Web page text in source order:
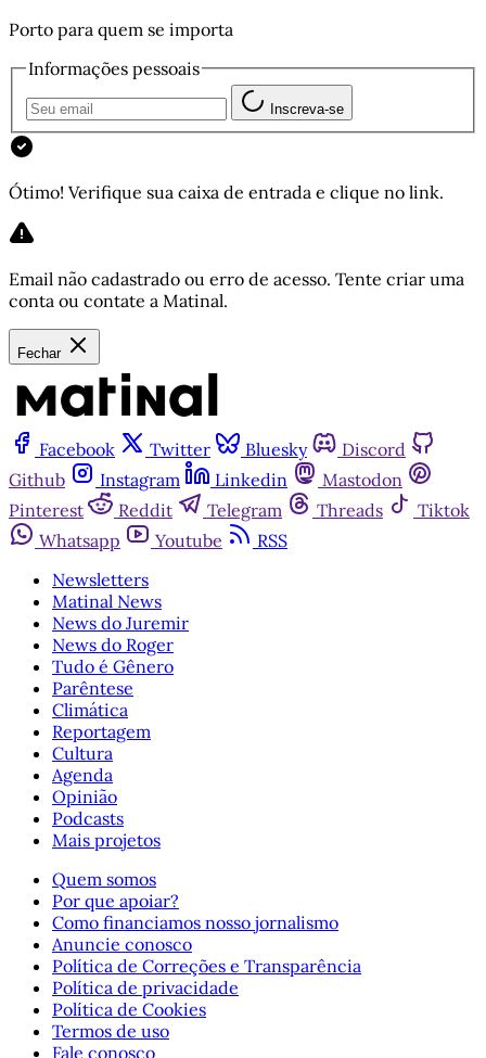
Porto para quem se importa
Informações pessoais
Inscreva-se
Ótimo! Verifique sua caixa de entrada e clique no link.
Email não cadastrado ou erro de acesso. Tente criar uma
conta ou contate a Matinal.
Fechar
Facebook Twitter Bluesky
Discord
Github
Instagram Linkedin
Mastodon
Pinterest
Reddit Telegram Threads
Tiktok
Whatsapp
Youtube
RSS
Newsletters
Matinal News
News do Juremir
News do Roger
Tudo é Gênero
Parêntese
Climática
Reportagem
Cultura
Agenda
Opinião
Podcasts
Mais projetos
Quem somos
Por que apoiar?
Como financiamos nosso jornalismo
Anuncie conosco
Política de Correções e Transparência
Política de privacidade
Política de Cookies
Termos de uso
Fale conosco